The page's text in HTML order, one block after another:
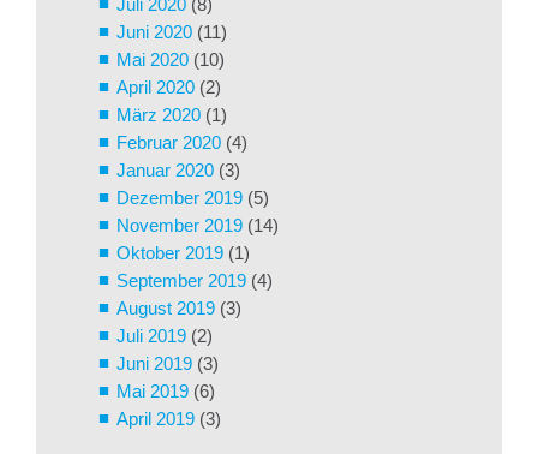
Juni 2020 (11)
Mai 2020 (10)
April 2020 (2)
März 2020 (1)
Februar 2020 (4)
Januar 2020 (3)
Dezember 2019 (5)
November 2019 (14)
Oktober 2019 (1)
September 2019 (4)
August 2019 (3)
Juli 2019 (2)
Juni 2019 (3)
Mai 2019 (6)
April 2019 (3)